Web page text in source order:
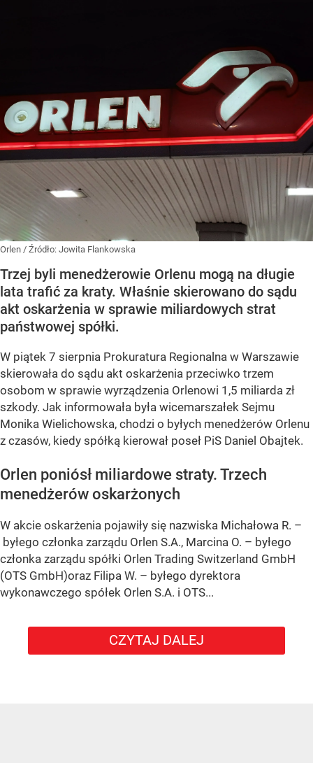
Orlen / Źródło: Jowita Flankowska
Trzej byli menedżerowie Orlenu mogą na długie
lata trafić za kraty. Właśnie skierowano do sądu
akt oskarżenia w sprawie miliardowych strat
państwowej spółki.
W piątek 7 sierpnia Prokuratura Regionalna w Warszawie
skierowała do sądu akt oskarżenia przeciwko trzem
osobom w sprawie wyrządzenia Orlenowi 1,5 miliarda zł
szkody. Jak informowała była wicemarszałek Sejmu
Monika Wielichowska, chodzi o byłych menedżerów Orlenu
z czasów, kiedy spółką kierował poseł PiS Daniel Obajtek.
Orlen poniósł miliardowe straty. Trzech
menedżerów oskarżonych
W akcie oskarżenia pojawiły się nazwiska Michałowa R. –
byłego członka zarządu Orlen S.A., Marcina O. – byłego
członka zarządu spółki Orlen Trading Switzerland GmbH
(OTS GmbH)oraz Filipa W. – byłego dyrektora
wykonawczego spółek Orlen S.A. i OTS...
CZYTAJ DALEJ